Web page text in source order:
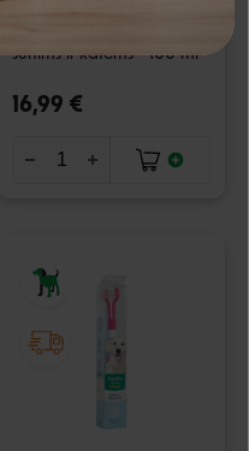
šunims ir katėms - 100 ml
16,99 €
paskyros?